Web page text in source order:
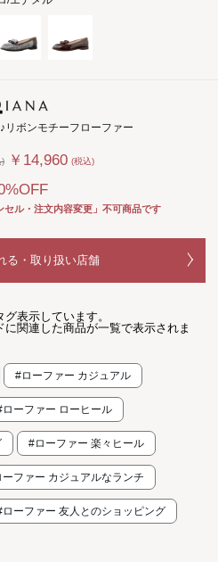
リボンモチーフローファー
) ￥14,960 (税込)
セル・注文内容変更」不可商品です
る・取り扱い店舗
表示しています。
関連した商品が一覧で表示されま
#ローファー カジュアル
ローファー ローヒール
#ローファー 楽々ヒール
ーファー カジュアルなランチ
ローファー 友人とのショッピング